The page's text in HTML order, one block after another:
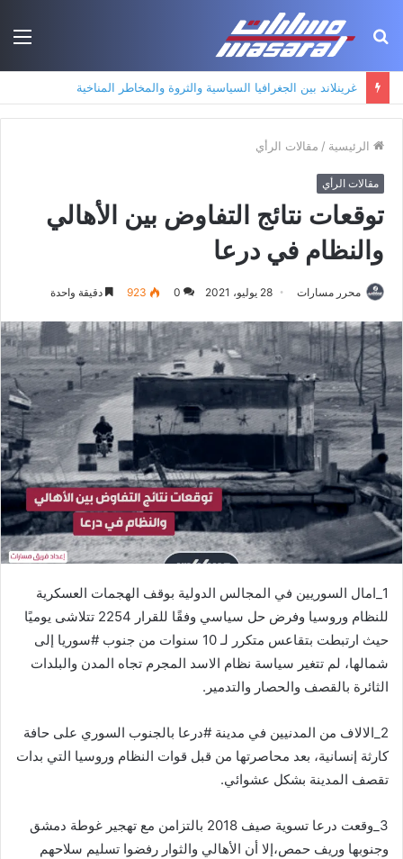
بحث
غرينلاند بين الجغرافيا السياسية والثروة والمخاطر المناخية
الرئيسية / مقالات الرأي
مقالات الرأي
توقعات نتائج التفاوض بين الأهالي
والنظام في درعا
محرر مسارات 28 يوليو، 2021 0
923 دقيقة واحدة
1_امال السوريين في المجالس الدولية بوقف الهجمات العسكرية
للنظام وروسيا وفرض حل سياسي وفقًا للقرار 2254 تتلاشى يوميًا
حيث ارتبطت بتقاعس متكرر لـ 10 سنوات من جنوب #سوريا إلى
شمالها، لم تتغير سياسة نظام الاسد المجرم تجاه المدن والبلدات
الثائرة بالقصف والحصار والتدمير.
2_الالاف من المدنيين في مدينة #درعا بالجنوب السوري على حافة
كارثة إنسانية، بعد محاصرتها من قبل قوات النظام وروسيا التي بدات
تقصف المدينة بشكل عشوائي.
3_وقعت درعا تسوية صيف 2018 بالتزامن مع تهجير غوطة دمشق
وجنوبها وريف حمص،إلا أن الأهالي والثوار رفضوا تسليم سلاحهم